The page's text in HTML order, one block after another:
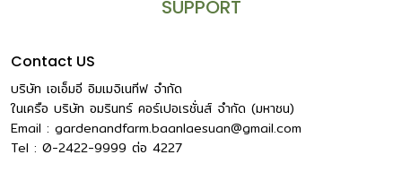
SUPPORT
Contact US
บริษัท เอเอ็มอี อิมเมจิเนทีฟ จำกัด
ในเครือ บริษัท อมรินทร์ คอร์เปอเรชั่นส์ จำกัด (มหาชน)
Email : gardenandfarm.baanlaesuan@gmail.com
Tel : 0-2422-9999 ต่อ 4227